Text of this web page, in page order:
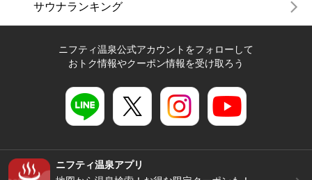
サウナランキング
ニフティ温泉公式アカウントをフォローして
おトク情報やクーポン情報を受け取ろう
ニフティ温泉アプリ